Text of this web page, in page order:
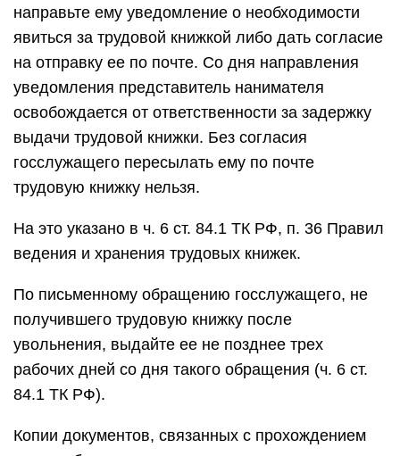
направьте ему уведомление о необходимости
явиться за трудовой книжкой либо дать согласие
на отправку ее по почте. Со дня направления
уведомления представитель нанимателя
освобождается от ответственности за задержку
выдачи трудовой книжки. Без согласия
госслужащего пересылать ему по почте
трудовую книжку нельзя.
На это указано в ч. 6 ст. 84.1 ТК РФ, п. 36 Правил
ведения и хранения трудовых книжек.
По письменному обращению госслужащего, не
получившего трудовую книжку после
увольнения, выдайте ее не позднее трех
рабочих дней со дня такого обращения (ч. 6 ст.
84.1 ТК РФ).
Копии документов, связанных с прохождением